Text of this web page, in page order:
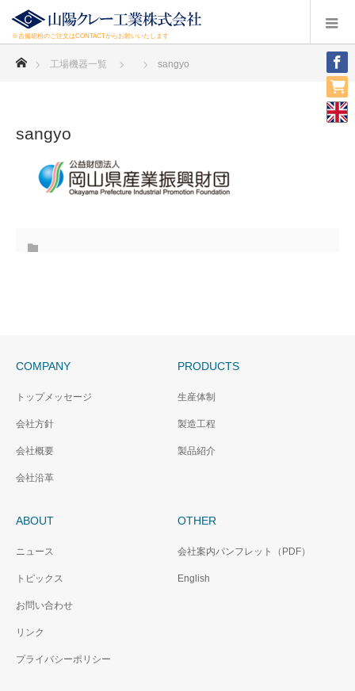
※吉備胡粉のご注文はCONTACTからお願いいたします
ホーム
工場機器一覧 sangyo
sangyo
COMPANY
トップメッセージ
会社方針
会社概要
会社沿革
PRODUCTS
生産体制
製造工程
製品紹介
ABOUT
ニュース
トピックス
お問い合わせ
リンク
プライバシーポリシー
OTHER
会社案内パンフレット（PDF）
English